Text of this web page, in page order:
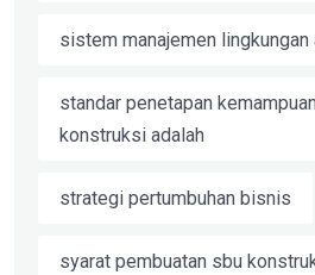
sistem manajemen lingkungan
standar penetapan
konstruksi adalah
strategi pertumbuhan bisnis
syarat pembuatan sbu